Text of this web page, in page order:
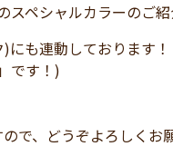
ペシャルカラーのご紹
も連動しております！
です！)
で、どうぞよろしくお